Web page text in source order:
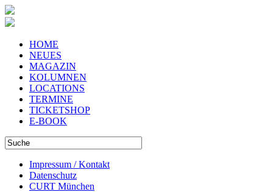
HOME
NEUES
MAGAZIN
KOLUMNEN
LOCATIONS
TERMINE
TICKETSHOP
E-BOOK
Impressum / Kontakt
Datenschutz
CURT München